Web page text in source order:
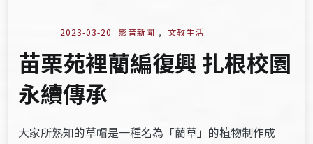
2023-03-20 影音新聞 , 文教生活
苗栗苑裡藺編復興 扎根校園
永續傳承
大家所熟知的草帽是一種名為「藺草」的植物制作成